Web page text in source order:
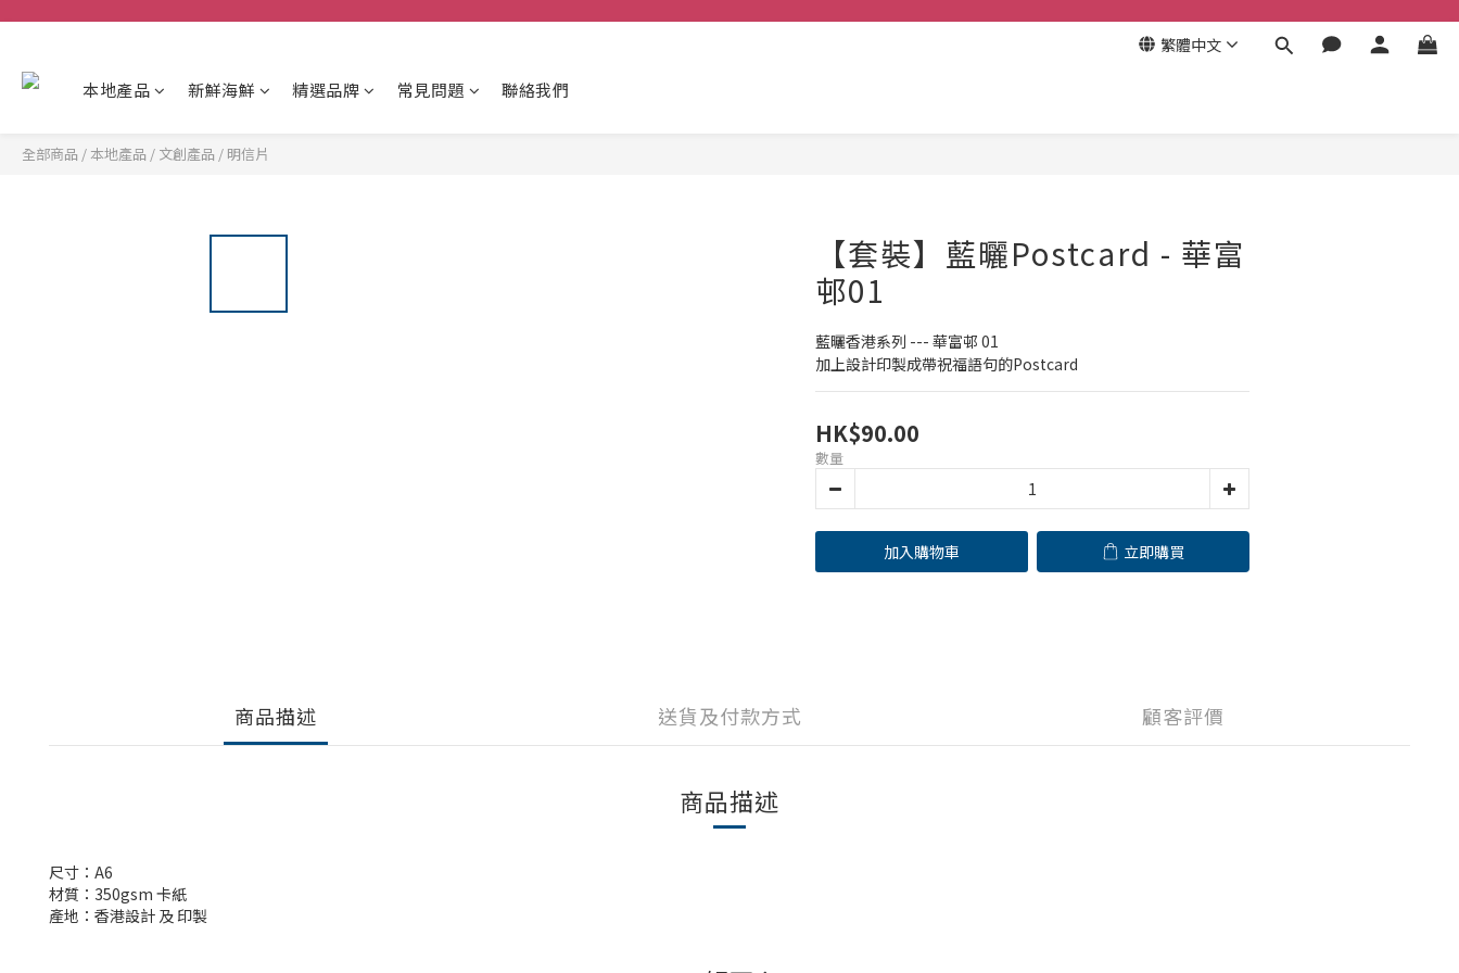
繁體中文
本地產品 新鮮海鮮 精選品牌 常見問題 聯絡我們
全部商品 / 本地產品 / 文創產品 / 明信片
【套裝】藍曬Postcard - 華富
邨01
藍曬香港系列 --- 華富邨 01
加上設計印製成帶祝福語句的Postcard
HK$90.00
數量
加入購物車 立即購買
商品描述 送貨及付款方式 顧客評價
商品描述
尺寸：A6
材質：350gsm 卡紙
產地：香港設計 及 印製